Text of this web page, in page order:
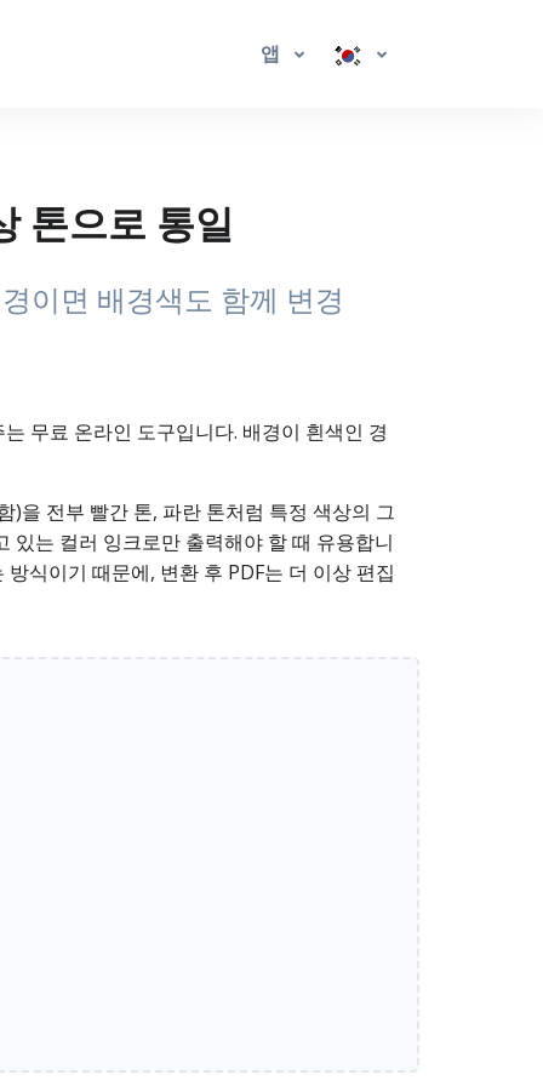
앱
톤으로 통일
이면 배경색도 함께 변경
무료 온라인 도구입니다. 배경이 흰색인 경
)을 전부 빨간 톤, 파란 톤처럼 특정 색상의 그
있는 컬러 잉크로만 출력해야 할 때 유용합니
식이기 때문에, 변환 후 PDF는 더 이상 편집